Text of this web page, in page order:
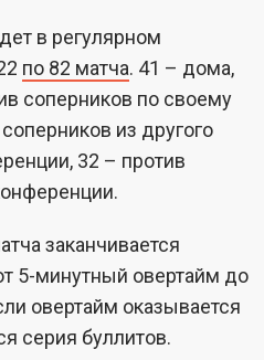
в регулярном
по 82 матча. 41 – дома,
соперников по своему
из другого
32 – против
заканчивается
5-минутный овертайм до
овертайм оказывается
серия буллитов.